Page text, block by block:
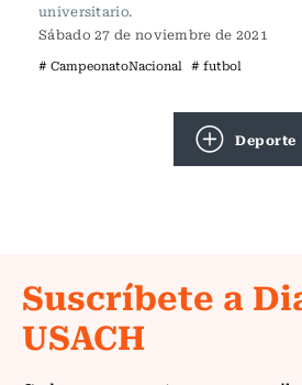
universitario.
Sábado 27 de noviembre de 2021
# CampeonatoNacional # futbol
Deporte